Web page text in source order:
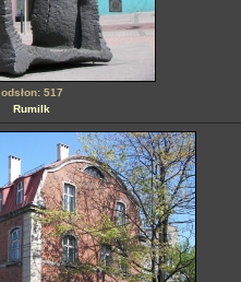
odsłon: 517
Rumilk